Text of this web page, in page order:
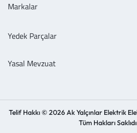
Markalar
Yedek Parçalar
Yasal Mevzuat
Telif Hakkı © 2026 Ak Yalçınlar Elektrik
Tüm Hakları